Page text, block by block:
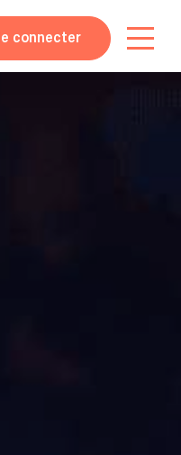
connecter